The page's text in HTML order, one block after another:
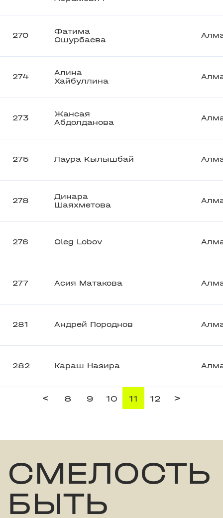
270
Фатима
Ошурбаева
274
Алина
Хайбуллина
273
Жансая
Абдолданова
275 Лаура Кылышбай
278
Динара
Шаяхметова
276 Oleg Lobov
277 Асия Матакова
281 Андрей Породнов
282 Караш Назира
< 8 9 10 11 12 >
СМЕЛОСТЬ
БЫТЬ